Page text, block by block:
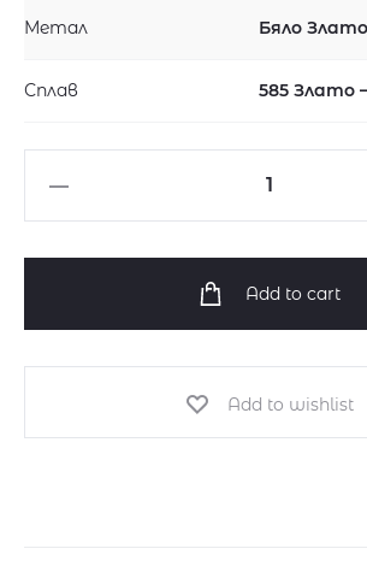
Метал Бяло Злато
Сплав 585 Злато
и
Add to cart
Add to wishlist